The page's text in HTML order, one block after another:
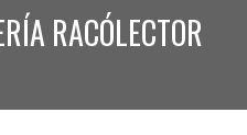
RACÓLECTOR